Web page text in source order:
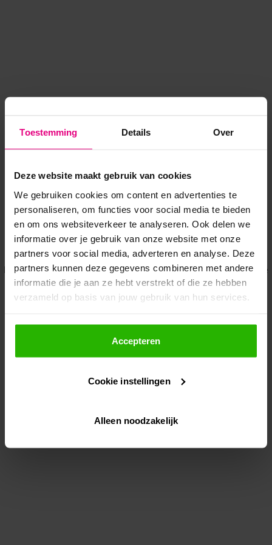
Toestemming Details Over
Deze website maakt gebruik van cookies
We gebruiken cookies om content en advertenties te
personaliseren, om functies voor social media te bieden
en om ons websiteverkeer te analyseren. Ook delen we
informatie over je gebruik van onze website met onze
partners voor social media, adverteren en analyse. Deze
partners kunnen deze gegevens combineren met andere
informatie die je aan ze hebt verstrekt of die ze hebben
verzameld op basis van jouw gebruik van hun services.
Als je op "Accepteer" klikt, dan geef je Voordeeluitjes.nl
toestemming om cookies voor social media en
gepersonaliseerde advertenties te plaatsen.
Lees hier meer over in onsprivacybeleid
Via "Cookie instellingen" kun je ook zelf instellen welke
Accepteren
Cookie instellingen
Alleen noodzakelijk
Application error: a client-side exception has occurred while
loadingwww.voordeeluitjes.nl (see the browser console for more
information).